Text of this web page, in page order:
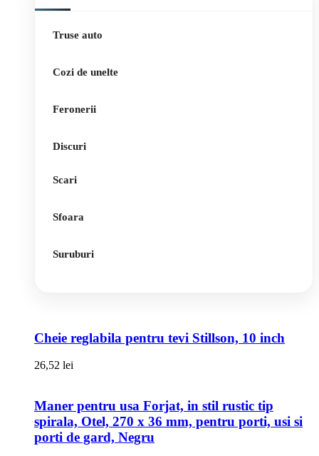
Truse auto
Cozi de unelte
Feronerii
Discuri
Scari
Sfoara
Suruburi
Cheie reglabila pentru tevi Stillson, 10 inch
26,52 lei
Maner pentru usa Forjat, in stil rustic tip
spirala, Otel, 270 x 36 mm, pentru porti, usi si
porti de gard, Negru